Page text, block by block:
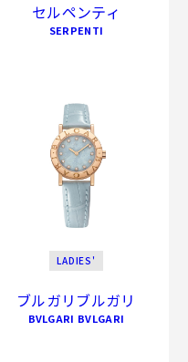
セルペンティ
SERPENTI
LADIES'
ブルガリブルガリ
BVLGARI BVLGARI